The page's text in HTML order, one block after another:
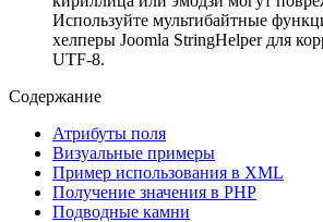
Используйте мультибайтные
хелперы Joomla StringHelper для
UTF-8.
Содержание
Атрибуты поля
Визуальные примеры
Пример использования в XML
Получение значения в PHP
Подводные камни